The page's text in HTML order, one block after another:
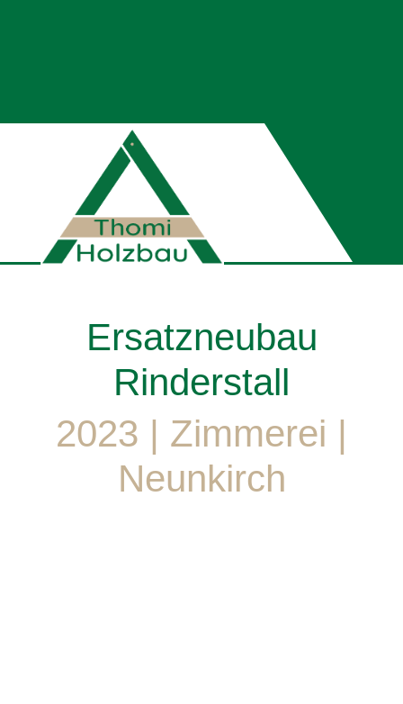
Ersatzneubau
Rinderstall
2023 | Zimmerei |
Neunkirch